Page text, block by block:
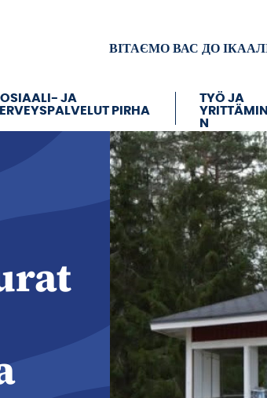
ВІТАЄМО ВАС ДО
JA
PIRHA
TYÖ JA
N